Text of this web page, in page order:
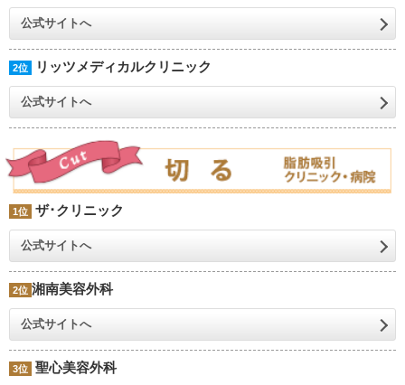
公式サイトへ
2位 リッツメディカルクリニック
公式サイトへ
1位 ザ･クリニック
公式サイトへ
2位 湘南美容外科
公式サイトへ
3位 聖心美容外科